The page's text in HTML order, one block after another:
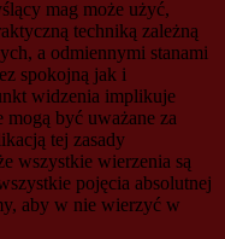
mag może użyć,
techniką zależną
a odmiennymi stanami
spokojną jak i
widzenia implikuje
być uważane za
tej zasady
wszystkie wierzenia są
pojęcia absolutnej
aby w nie wierzyć w